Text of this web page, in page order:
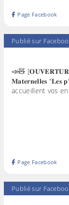
Page Facebook
Publié sur
📣🧸 [𝐎𝐔𝐕𝐄𝐑𝐓𝐔𝐑𝐄
𝐌𝐚𝐭𝐞𝐫𝐧𝐞𝐥𝐥𝐞𝐬 "𝐋𝐞𝐬
accueillent vos
Page Facebook
Publié sur